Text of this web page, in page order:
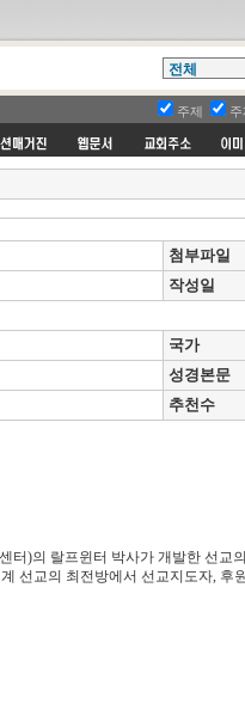
주제 주
첨부파일
작성일
국가
성경본문
추천수
터)의 랄프윈터 박사가 개발한 선
선교의 최전방에서 선교지도자,